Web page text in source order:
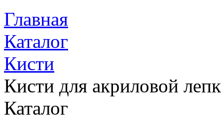
Главная
Каталог
Кисти
Кисти для акриловой
Каталог